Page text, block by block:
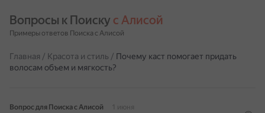
Вопросы к Поиску с Алисой
Примеры ответов Поиска с Алисой
Главная / Красота и стиль / Почему каст помогает придать
волосам объем и мягкость?
Вопрос для Поиска с Алисой
1 июня